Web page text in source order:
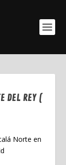
DEL REY (
Norte en